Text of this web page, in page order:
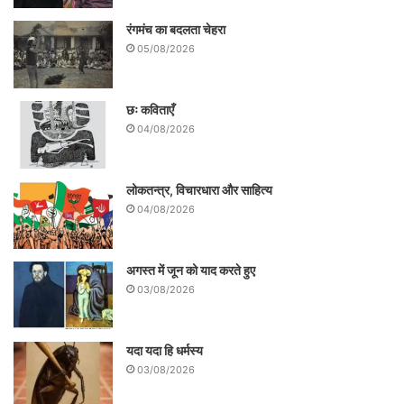
आपको बता दें कि अगर कोई व्यक्ति किसी भी सदन
(विधान सभा या विधान परिषद) का सदस्य नहीं है, तो
6 महीने तक बिना MLA/MLC बने वो मंत्री रह
सकता है। इन 6 महीनों के भीतर उसे किसी एक
सदन का सदस्य बनना जरूरी होता है। यदि वह 6
महीने में MLA/MLC नहीं बन पाता, तो उसे मंत्री
पद छोड़ना पड़ता है।
रंगमंच का बदलता चेहरा
05/08/2026
छः कविताएँ
04/08/2026
लोकतन्त्र, विचारधारा और साहित्य
04/08/2026
अगस्त में जून को याद करते हुए
03/08/2026
यदा यदा हि धर्मस्य
03/08/2026